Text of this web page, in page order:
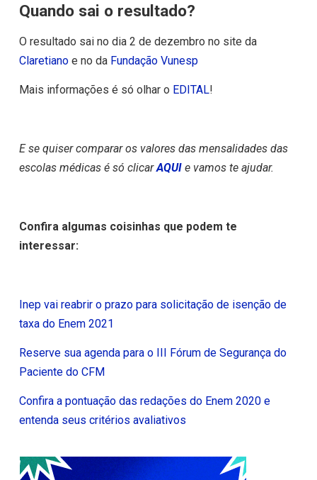
Quando sai o resultado?
O resultado sai no dia 2 de dezembro no site da
Claretianoe no da Fundação Vunesp
Mais informações é só olhar o EDITAL!
E se quiser comparar os valores das mensalidades das
escolas médicas é só clicarAQUI e vamos te ajudar.
Confira algumas coisinhas que podem te
interessar:
Inep vai reabrir o prazo para solicitação de isenção de
taxa do Enem 2021
Reserve sua agenda para o III Fórum de Segurança do
Paciente do CFM
Confira a pontuação das redações do Enem 2020 e
entenda seus critérios avaliativos